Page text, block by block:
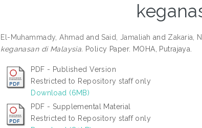
El-Muhammady, Ahmad and Said, Jamaliah and Zakaria,
keganasan di Malaysia. Policy Paper. MOHA, Putrajaya.
PDF - Published Version
Restricted to Repository staff only
Download (6MB)
PDF - Supplemental Material
Restricted to Repository staff only